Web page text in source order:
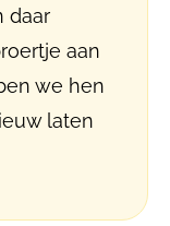
daar
aan
we hen
laten